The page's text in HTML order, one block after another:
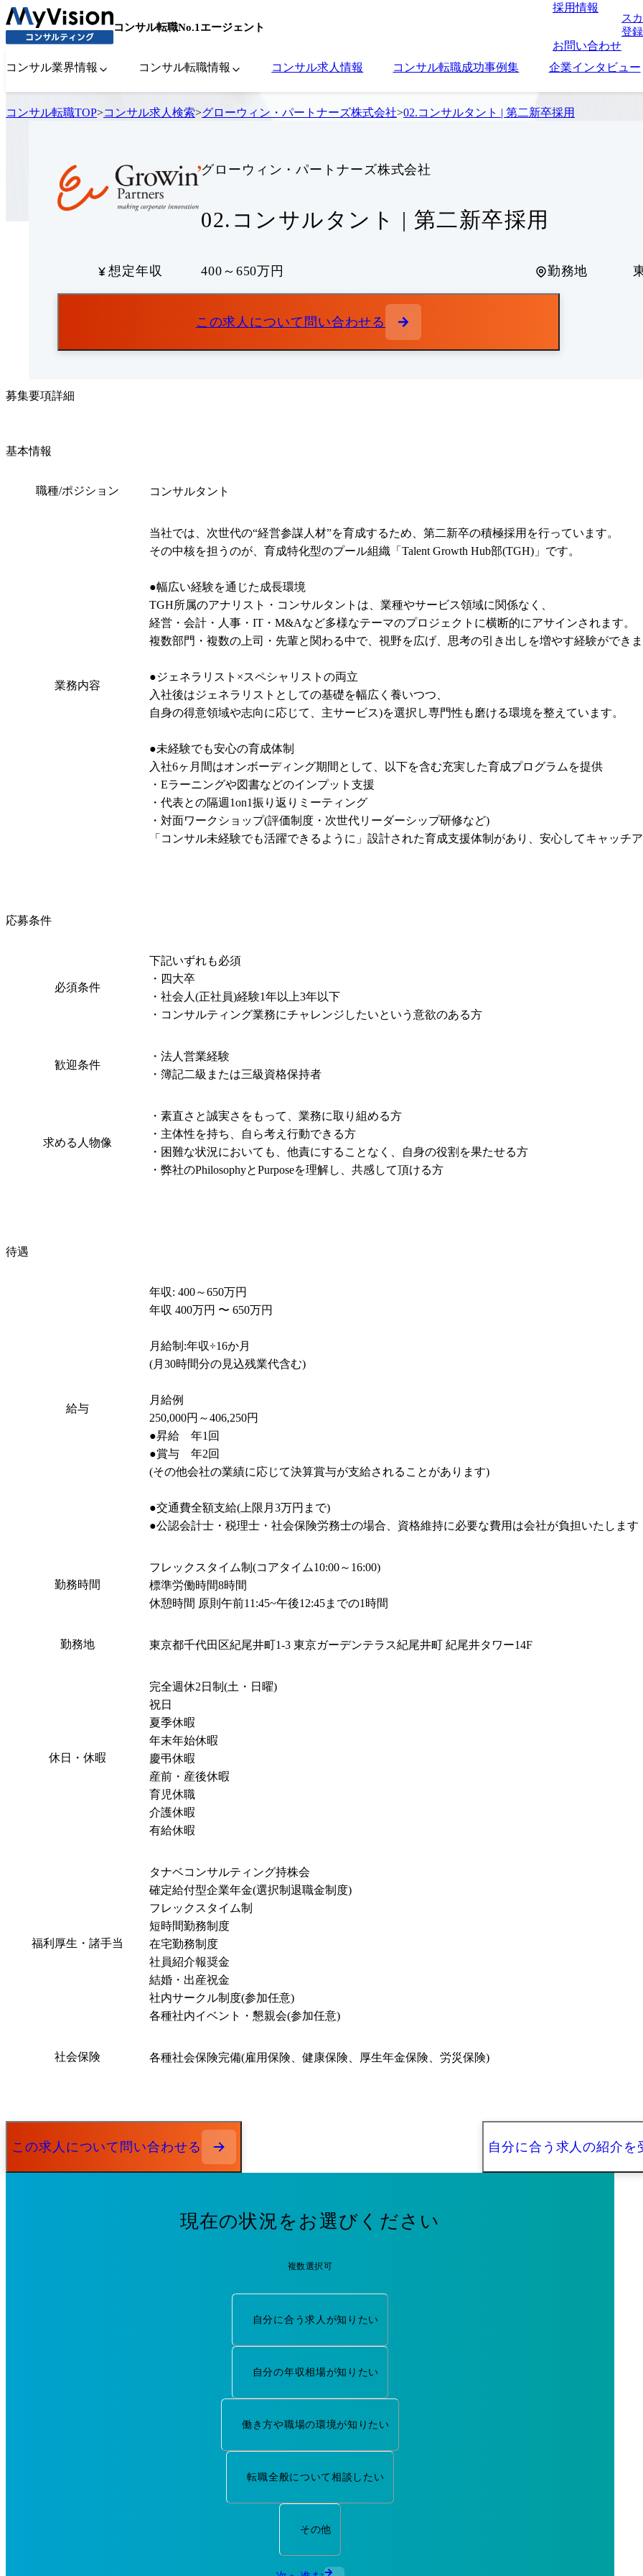
コンサル転職No.1エージェント
採用情報
お問い合わせ
ス
登
コンサル業界情報 コンサル転職情報 コンサル求人情報 コンサル転職成功事例集 企業インタビュー
コンサル転職TOP>コンサル求人検索>グローウィン・パートナーズ株式会社>02.コンサルタント | 第二新卒採用
グローウィン・パートナーズ株式会社
02.コンサルタント | 第二新卒採用
想定年収 400～650万円 勤務地
この求人について問い合わせる
募集要項詳細
基本情報
職種/ポジション コンサルタント
業務内容
当社では、次世代の“経営参謀人材”を育成するため、第二新卒の積極採用を行っています。
その中核を担うのが、育成特化型のプール組織「Talent Growth Hub部(TGH)」です。
●幅広い経験を通じた成長環境
TGH所属のアナリスト・コンサルタントは、業種やサービス領域に関係なく、
経営・会計・人事・IT・M&Aなど多様なテーマのプロジェクトに横断的にアサインされます。
複数部門・複数の上司・先輩と関わる中で、視野を広げ、思考の引き出しを増やす経験ができ
●ジェネラリスト×スペシャリストの両立
入社後はジェネラリストとしての基礎を幅広く養いつつ、
自身の得意領域や志向に応じて、主サービス)を選択し専門性も磨ける環境を整えています。
●未経験でも安心の育成体制
入社6ヶ月間はオンボーディング期間として、以下を含む充実した育成プログラムを提供
・Eラーニングや図書などのインプット支援
・代表との隔週1on1振り返りミーティング
・対面ワークショップ(評価制度・次世代リーダーシップ研修など)
「コンサル未経験でも活躍できるように」設計された育成支援体制があり、安心してキャッチ
応募条件
必須条件
下記いずれも必須
・四大卒
・社会人(正社員)経験1年以上3年以下
・コンサルティング業務にチャレンジしたいという意欲のある方
歓迎条件
・法人営業経験
・簿記二級または三級資格保持者
求める人物像
・素直さと誠実さをもって、業務に取り組める方
・主体性を持ち、自ら考え行動できる方
・困難な状況においても、他責にすることなく、自身の役割を果たせる方
・弊社のPhilosophyとPurposeを理解し、共感して頂ける方
待遇
給与
年収: 400～650万円
年収 400万円 〜 650万円
月給制:年収÷16か月
(月30時間分の見込残業代含む)
月給例
250,000円～406,250円
●昇給　年1回
●賞与　年2回
(その他会社の業績に応じて決算賞与が支給されることがあります)
●交通費全額支給(上限月3万円まで)
●公認会計士・税理士・社会保険労務士の場合、資格維持に必要な費用は会社が負担いたします
勤務時間
フレックスタイム制(コアタイム10:00～16:00)
標準労働時間8時間
勤務地 東京都千代田区紀尾井町1-3 東京ガーデンテラス紀尾井町 紀尾井タワー14F
休日・休暇
完全週休2日制(土・日曜)
祝日
夏季休暇
年末年始休暇
慶弔休暇
産前・産後休暇
育児休職
介護休暇
有給休暇
福利厚生・諸手当
タナベコンサルティング持株会
確定給付型企業年金(選択制退職金制度)
フレックスタイム制
短時間勤務制度
在宅勤務制度
社員紹介報奨金
結婚・出産祝金
社内サークル制度(参加任意)
各種社内イベント・懇親会(参加任意)
社会保険 各種社会保険完備(雇用保険、健康保険、厚生年金保険、労災保険)
この求人について問い合わせる 自分に合う求人の紹介を
現在の状況をお選びください
複数選択可
自分に合う求人が知りたい
自分の年収相場が知りたい
働き方や職場の環境が知りたい
転職全般について相談したい
その他